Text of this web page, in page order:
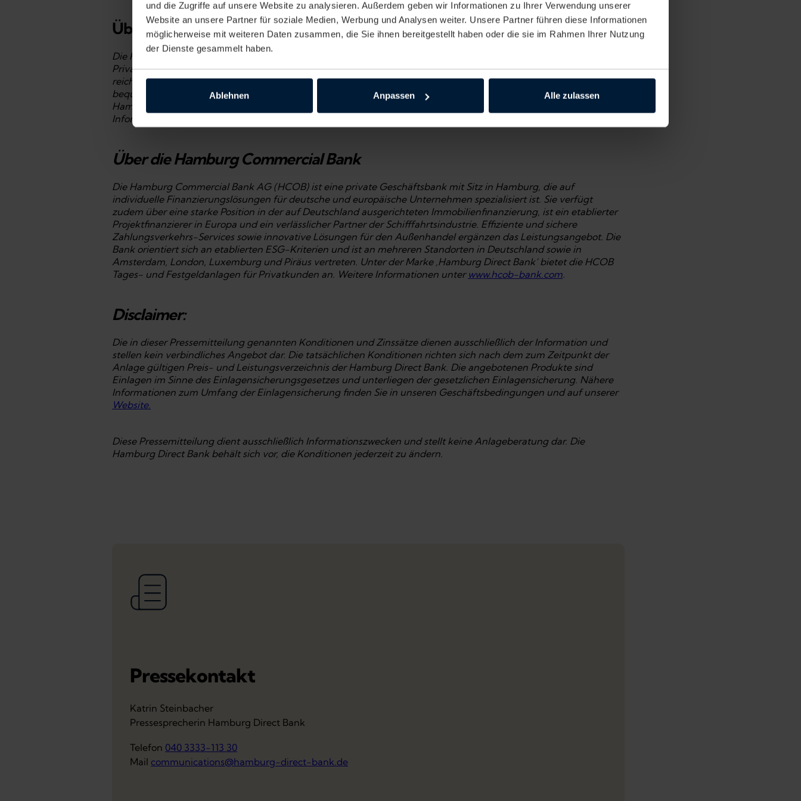
und die Zugriffe auf unsere Website zu analysieren. Außerdem geben wir Informationen zu Ihrer Verwendung unserer
Website an unsere Partner für soziale Medien, Werbung und Analysen weiter. Unsere Partner führen diese Informationen
möglicherweise mit weiteren Daten zusammen, die Sie ihnen bereitgestellt haben oder die sie im Rahmen Ihrer Nutzung
der Dienste gesammelt haben.
Ablehnen Anpassen Alle zulassen
Über die Hamburg Direct Bank
Die Hamburg Direct Bank ist eine Marke der Hamburg Commercial Bank AG und bietet Privatkundinnen und
Privatkunden online sichere Tages- und Festgeldanlagen zu attraktiven Konditionen. Die Laufzeiten für Festgelder
reichen von drei Monaten bis zu zehn Jahren. Die Konten lassen sich von den Anleger:innen rund um die Uhr
bequem per Onlinebanking oder App verwalten und werden kostenfrei geführt. Sämtliche Einlagen bei der
Hamburg Direct Bank unterliegen derselben Einlagensicherung wie die der Hamburg Commercial Bank. Weitere
Informationen unter
Über die Hamburg Commercial Bank
Die Hamburg Commercial Bank AG (HCOB) ist eine private Geschäftsbank mit Sitz in Hamburg, die auf
individuelle Finanzierungslösungen für deutsche und europäische Unternehmen spezialisiert ist. Sie verfügt
zudem über eine starke Position in der auf Deutschland ausgerichteten Immobilienfinanzierung, ist ein etablierter
Projektfinanzierer in Europa und ein verlässlicher Partner der Schifffahrtsindustrie. Effiziente und sichere
Zahlungsverkehrs-Services sowie innovative Lösungen für den Außenhandel ergänzen das Leistungsangebot. Die
Bank orientiert sich an etablierten ESG-Kriterien und ist an mehreren Standorten in Deutschland sowie in
Amsterdam, London, Luxemburg und Piräus vertreten. Unter der Marke ‚Hamburg Direct Bank‘ bietet die HCOB
Tages- und Festgeldanlagen für Privatkunden an. Weitere Informationen unter www.hcob-bank.com.
Disclaimer:
Die in dieser Pressemitteilung genannten Konditionen und Zinssätze dienen ausschließlich der Information und
stellen kein verbindliches Angebot dar. Die tatsächlichen Konditionen richten sich nach dem zum Zeitpunkt der
Anlage gültigen Preis- und Leistungsverzeichnis der Hamburg Direct Bank. Die angebotenen Produkte sind
Einlagen im Sinne des Einlagensicherungsgesetzes und unterliegen der gesetzlichen Einlagensicherung. Nähere
Informationen zum Umfang der Einlagensicherung finden Sie in unseren Geschäftsbedingungen und auf unserer
Website.
Diese Pressemitteilung dient ausschließlich Informationszwecken und stellt keine Anlageberatung dar. Die
Hamburg Direct Bank behält sich vor, die Konditionen jederzeit zu ändern.
Pressekontakt
Katrin Steinbacher
Pressesprecherin Hamburg Direct Bank
Telefon 040 3333-113 30
Mail communications@hamburg-direct-bank.de